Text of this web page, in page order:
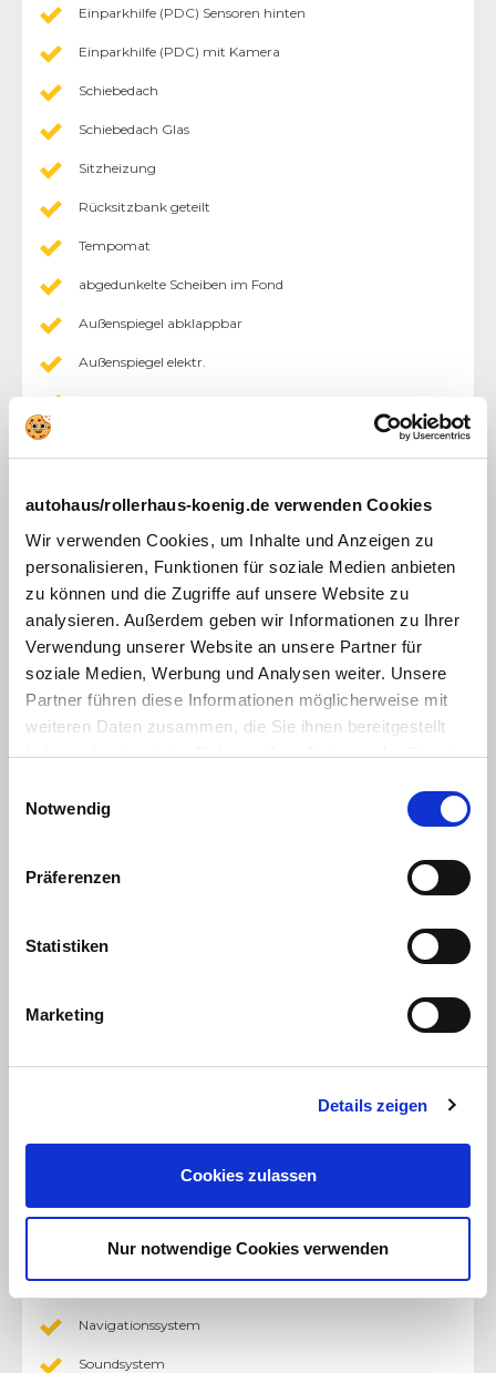
autohaus/rollerhaus-koenig.de verwenden Cookies
Wir verwenden Cookies, um Inhalte und Anzeigen zu
personalisieren, Funktionen für soziale Medien anbieten
zu können und die Zugriffe auf unsere Website zu
analysieren. Außerdem geben wir Informationen zu Ihrer
Verwendung unserer Website an unsere Partner für
soziale Medien, Werbung und Analysen weiter. Unsere
Partner führen diese Informationen möglicherweise mit
weiteren Daten zusammen, die Sie ihnen bereitgestellt
haben oder die sie im Rahmen Ihrer Nutzung der Dienste
Cookies, wenn Sie unsere Webseite weiterhin nutzen.
Notwendig
Präferenzen
Statistiken
Marketing
Details zeigen
Cookies zulassen
Nur notwendige Cookies verwenden
Einparkhilfe (PDC) Sensoren hinten
Einparkhilfe (PDC) mit Kamera
Schiebedach
Schiebedach Glas
Sitzheizung
Rücksitzbank geteilt
Tempomat
abgedunkelte Scheiben im Fond
Außenspiegel abklappbar
Außenspiegel elektr.
Sitzheizung Vordersitze
Vordersitze höhenverstellbar
Zentralverriegelung mit Fernbedienung
Elektr. Fensterheber vorne/hinten
Android Auto
Licht:
CD-Wechsler
Radio/CD
Radio/Tuner
Navigationssystem
Soundsystem